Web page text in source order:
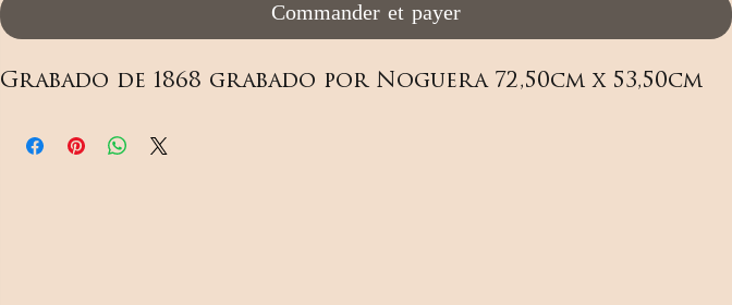
Commander et payer
Grabado de 1868 grabado por Noguera 72,50cm x 53,50cm